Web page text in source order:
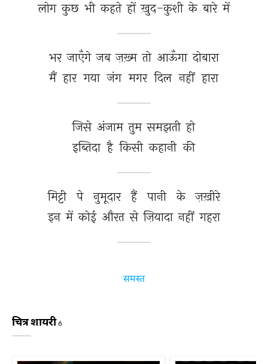
लोग कुछ भी कहते हों ख़ुद-कुशी के बारे में
भर जाएँगे जब ज़ख़्म तो आऊँगा दोबारा
मैं हार गया जंग मगर दिल नहीं हारा
जिसे अंजाम तुम समझती हो
इब्तिदा है किसी कहानी की
मिट्टी पे नुमूदार हैं पानी के
ज़ख़ीरे
इन में कोई औरत से ज़ियादा नहीं गहरा
समस्त
चित्र शायरी6